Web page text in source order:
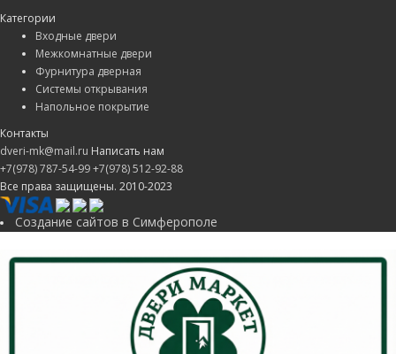
Категории
Входные двери
Межкомнатные двери
Фурнитура дверная
Системы открывания
Напольное покрытие
Контакты
dveri-mk@mail.ru Написать нам
+7(978) 787-54-99+7(978) 512-92-88
Все права защищены. 2010-2023
Создание сайтов в Симферополе